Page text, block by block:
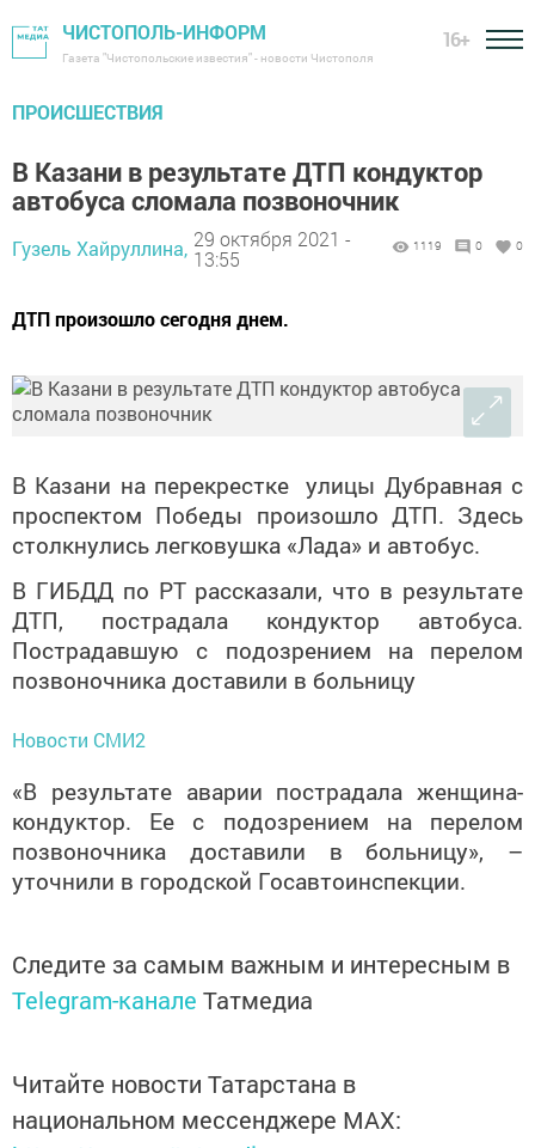
ЧИСТОПОЛЬ-ИНФОРМ
Газета "Чистопольские известия" - новости Чистополя
16+
ПРОИСШЕСТВИЯ
В Казани в результате ДТП кондуктор
автобуса сломала позвоночник
Гузель Хайруллина, 29 октября 2021 -
13:55
1119 0 0
ДТП произошло сегодня днем.
В Казани на перекрестке улицы Дубравная с
проспектом Победы произошло ДТП. Здесь
столкнулись легковушка «Лада» и автобус.
В ГИБДД по РТ рассказали, что в результате
ДТП, пострадала кондуктор автобуса.
Пострадавшую с подозрением на перелом
позвоночника доставили в больницу
Новости СМИ2
«В результате аварии пострадала женщина-
кондуктор. Ее с подозрением на перелом
позвоночника доставили в больницу», –
уточнили в городской Госавтоинспекции.
Следите за самым важным и интересным в
Telegram-канале Татмедиа
Читайте новости Татарстана в
национальном мессенджере MАХ: